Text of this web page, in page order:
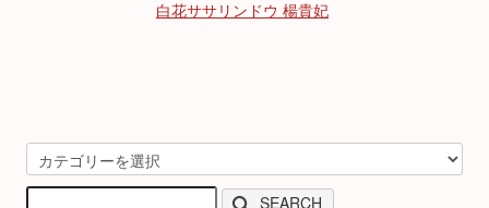
白花ササリンドウ 楊貴妃
SEARCH